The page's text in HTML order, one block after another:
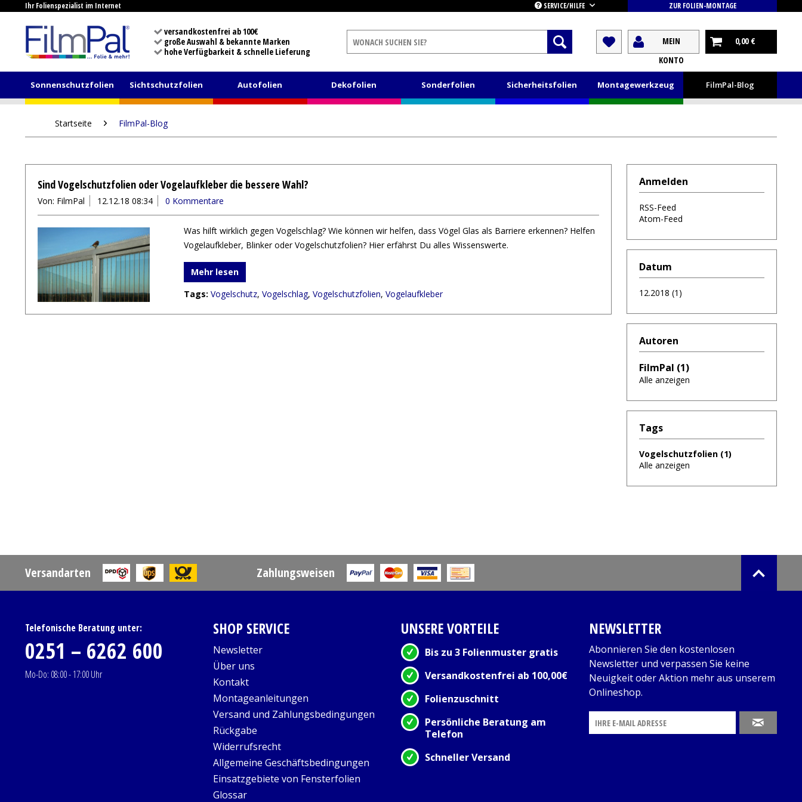
Ihr Folienspezialist im Internet SERVICE/HILFE ZUR FOLIEN-MONTAGE
versandkostenfrei ab 100€
große Auswahl & bekannte Marken
hohe Verfügbarkeit & schnelle Lieferung
MEIN
KONTO
0,00 €
Sonnenschutzfolien Sichtschutzfolien Autofolien Dekofolien Sonderfolien Sicherheitsfolien Montagewerkzeug FilmPal-Blog
Startseite FilmPal-Blog
Anmelden
RSS-Feed
Atom-Feed
Datum
12.2018 (1)
Autoren
FilmPal (1)
Alle anzeigen
Tags
Vogelschutzfolien (1)
Alle anzeigen
Sind Vogelschutzfolien oder Vogelaufkleber die bessere Wahl?
Von: FilmPal 12.12.18 08:34 0 Kommentare
Was hilft wirklich gegen Vogelschlag? Wie können wir helfen, dass Vögel Glas als Barriere erkennen? Helfen
Vogelaufkleber, Blinker oder Vogelschutzfolien? Hier erfährst Du alles Wissenswerte.
Mehr lesen
Tags: Vogelschutz, Vogelschlag, Vogelschutzfolien, Vogelaufkleber
Versandarten Zahlungsweisen
Telefonische Beratung unter:
0251 – 6262 600
Mo-Do: 08:00 - 17:00 Uhr
SHOP SERVICE
Newsletter
Über uns
Kontakt
Montageanleitungen
Versand und Zahlungsbedingungen
Rückgabe
Widerrufsrecht
Allgemeine Geschäftsbedingungen
Einsatzgebiete von Fensterfolien
Glossar
UNSERE VORTEILE
Bis zu 3 Folienmuster gratis
Versandkostenfrei ab 100,00€
Folienzuschnitt
Persönliche Beratung am
Telefon
Schneller Versand
NEWSLETTER
Abonnieren Sie den kostenlosen
Newsletter und verpassen Sie keine
Neuigkeit oder Aktion mehr aus unserem
Onlineshop.